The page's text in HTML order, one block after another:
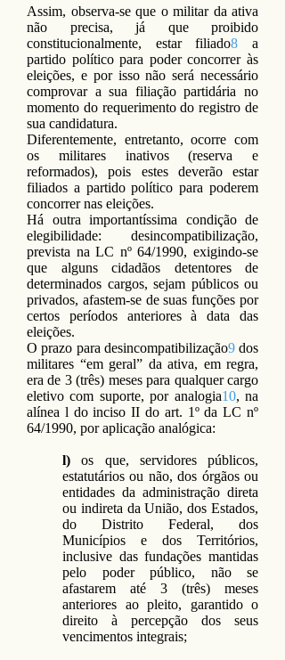
Assim, observa-se que o militar da ativa
não precisa, já que proibido
constitucionalmente, estar filiado8 a
partido político para poder concorrer às
eleições, e por isso não será necessário
comprovar a sua filiação partidária no
momento do requerimento do registro de
sua candidatura.
Diferentemente, entretanto, ocorre com
os militares inativos (reserva e
reformados), pois estes deverão estar
filiados a partido político para poderem
concorrer nas eleições.
Há outra importantíssima condição de
elegibilidade: desincompatibilização,
prevista na LC nº 64/1990, exigindo-se
que alguns cidadãos detentores de
determinados cargos, sejam públicos ou
privados, afastem-se de suas funções por
certos períodos anteriores à data das
eleições.
O prazo para desincompatibilização9dos
militares “em geral” da ativa, em regra,
era de 3 (três) meses para qualquer cargo
eletivo com suporte, por analogia10, na
alínea l do inciso II do art. 1º da LC nº
64/1990, por aplicação analógica:
l)os que, servidores públicos,
estatutários ou não, dos órgãos ou
entidades da administração direta
ou indireta da União, dos Estados,
do Distrito Federal, dos
Municípios e dos Territórios,
inclusive das fundações mantidas
pelo poder público, não se
afastarem até 3 (três) meses
anteriores ao pleito, garantido o
direito à percepção dos seus
vencimentos integrais;